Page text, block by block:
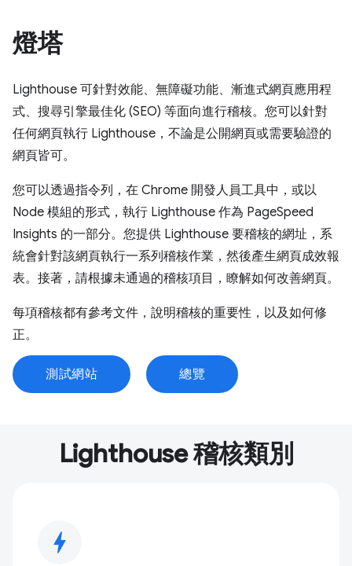
燈塔
Lighthouse 可針對效能、無障礙功能、漸進式網頁應用程
式、搜尋引擎最佳化 (SEO) 等面向進行稽核。您可以針對
任何網頁執行 Lighthouse，不論是公開網頁或需要驗證的
網頁皆可。
您可以透過指令列，在 Chrome 開發人員工具中，或以
Node 模組的形式，執行 Lighthouse 作為 PageSpeed
Insights 的一部分。您提供 Lighthouse 要稽核的網址，系
統會針對該網頁執行一系列稽核作業，然後產生網頁成效報
表。接著，請根據未通過的稽核項目，瞭解如何改善網頁。
每項稽核都有參考文件，說明稽核的重要性，以及如何修
正。
測試網站 總覽
Lighthouse 稽核類別
bolt